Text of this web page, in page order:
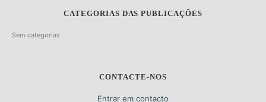
CATEGORIAS DAS PUBLICAÇÕES
Sem categorias
CONTACTE-NOS
Entrar em contacto